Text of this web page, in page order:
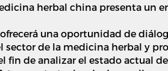
herbal china presenta un
una oportunidad de
sector de la medicina herbal y
fin de analizar el estado actual